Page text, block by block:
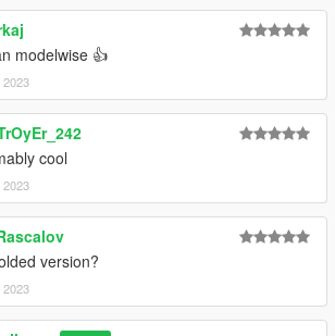
modelwise 👍
2023
cool
2023
version?
2023